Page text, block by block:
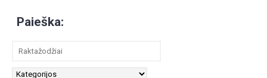
Paieška: